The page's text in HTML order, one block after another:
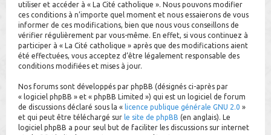
utiliser et accéder à « La Cité catholique ». Nous pouvons modifier
ces conditions à n’importe quel moment et nous essaierons de vous
informer de ces modifications, bien que nous vous conseillons de
vérifier régulièrement par vous-même. En effet, si vous continuez à
participer à « La Cité catholique » après que des modifications aient
été effectuées, vous acceptez d’être légalement responsable des
conditions modifiées et mises à jour.
Nos forums sont développés par phpBB (désignés ci-après par
« logiciel phpBB » et « phpBB Limited ») qui est un logiciel de forum
de discussions déclaré sous la « licence publique générale GNU 2.0 »
et qui peut être téléchargé sur le site de phpBB (en anglais). Le
logiciel phpBB a pour seul but de faciliter les discussions sur internet